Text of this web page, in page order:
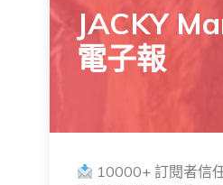
JACKY
電子報
10000+ 訂閱者信